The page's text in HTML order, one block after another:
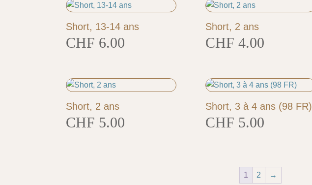
Short, 13-14 ans
CHF 6.00
Short, 2 ans
CHF 4.00
Short, 2 ans
CHF 5.00
Short, 3 à 4 ans (98 FR)
CHF 5.00
1 2 →